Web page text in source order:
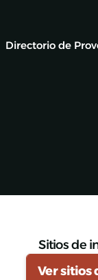
Web
Directorio de
Sitios de
Ver sitios